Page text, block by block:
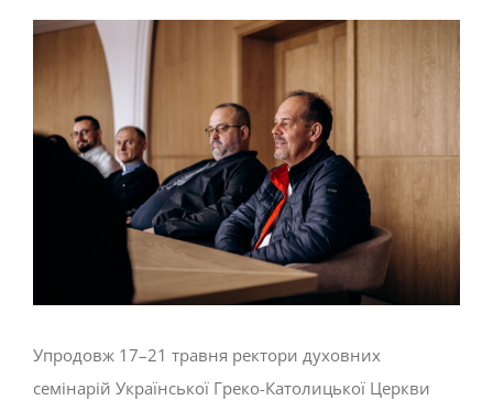
View
Larger
Упродовж 17–21 травня ректори духовних
семінарій Української Греко-Католицької Церкви